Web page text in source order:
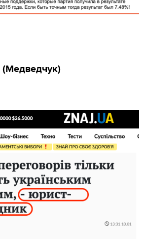
(Медведчук)